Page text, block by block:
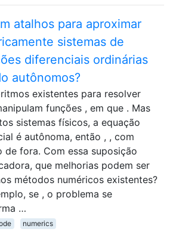
atalhos para aproximar
sistemas de
diferenciais ordinárias
autônomos?
existentes para resolver
funções , em que . Mas
sistemas físicos, a equação
é autônoma, então , , com
de fora. Com essa suposição
que melhorias podem ser
métodos numéricos existentes?
se , o problema se
…
numerics